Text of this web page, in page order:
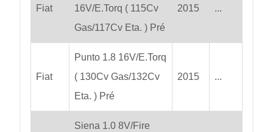
Fiat
16V/E.Torq ( 115Cv
Gas/117Cv Eta. ) Pré
2015 ...
Fiat
Punto 1.8 16V/E.Torq
( 130Cv Gas/132Cv
Eta. ) Pré
2015 ...
Siena 1.0 8V/Fire